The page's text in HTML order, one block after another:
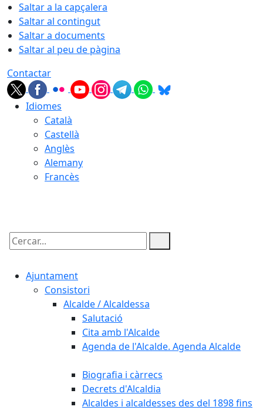
Saltar a la capçalera
Saltar al contingut
Saltar a documents
Saltar al peu de pàgina
Contactar
Idiomes
Català
Castellà
Anglès
Alemany
Francès
Cercar:
Ajuntament
Consistori
Alcalde / Alcaldessa
Salutació
Cita amb l'Alcalde
Agenda de l'Alcalde. Agenda Alcalde
Biografia i càrrecs
Decrets d'Alcaldia
Alcaldes i alcaldesses des del 1898 fins